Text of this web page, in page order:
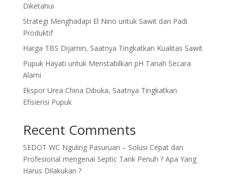
Diketahui
Strategi Menghadapi El Nino untuk Sawit dan Padi
Produktif
Harga TBS Dijamin, Saatnya Tingkatkan Kualitas Sawit
Pupuk Hayati untuk Menstabilkan pH Tanah Secara
Alami
Ekspor Urea China Dibuka, Saatnya Tingkatkan
Efisiensi Pupuk
Recent Comments
SEDOT WC Nguling Pasuruan – Solusi Cepat dan
Profesional mengenai Septic Tank Penuh ? Apa Yang
Harus Dilakukan ?